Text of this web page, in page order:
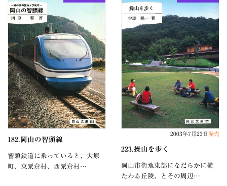
182.岡山の智頭線
智頭鉄道に乗っていると、大原
町、東粟倉村、西粟倉村…
2003年7月23日 発売
223.操山を歩く
岡山市街地東部になだらかに横
たわる丘陵、とその周辺…